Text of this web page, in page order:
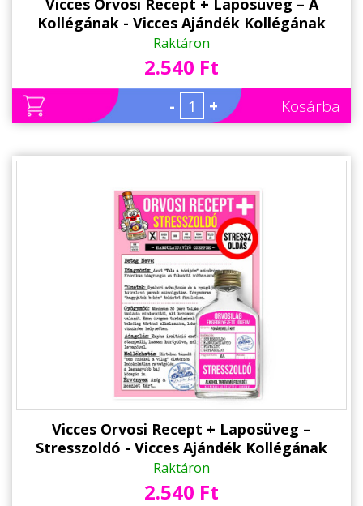
Kollégának - Vicces Ajándék Kollégának
Raktáron
2.540 Ft
- + Kosárba
Vicces Orvosi Recept + Laposüveg –
Stresszoldó - Vicces Ajándék Kollégának
Raktáron
2.540 Ft